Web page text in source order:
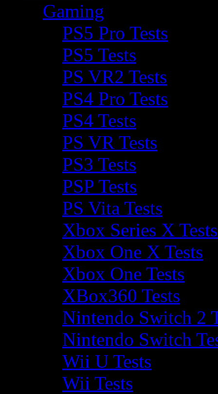
Gaming
PS5 Pro Tests
PS5 Tests
PS VR2 Tests
PS4 Pro Tests
PS4 Tests
PS VR Tests
PS3 Tests
PSP Tests
PS Vita Tests
Xbox Series X Tests
Xbox One X Tests
Xbox One Tests
XBox360 Tests
Nintendo Switch 2
Nintendo Switch
Wii U Tests
Wii Tests